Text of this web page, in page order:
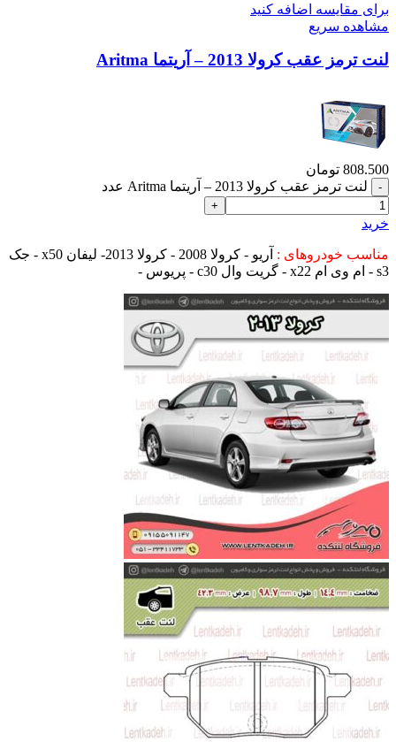
برای مقایسه اضافه کنید
مشاهده سریع
لنت ترمز عقب کرولا 2013 – آریتما Aritma
808.500 تومان
لنت ترمز عقب کرولا 2013 – آریتما Aritma عدد
خرید
مناسب خودروهای :
آریو - کرولا 2008 - کرولا 2013- لیفان x50 - جک
s3 - ام وی ام x22 - گریت وال c30 - پریوس -